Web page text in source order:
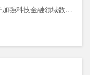
中国人民银行等九部门联合印发《关于加强科技金融领域数据开发利用的通知》